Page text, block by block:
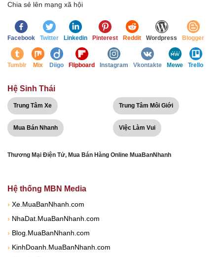
Chia sẻ lên mạng xã hội
Facebook Twitter Linkedin Pinterest Reddit Wordpress Blogger
Tumblr Mix Diigo Flipboard Instagram Vkontakte Mewe Trello
Hệ Sinh Thái
Trung Tâm Xe Trung Tâm Môi Giới
Mua Bán Nhanh Việc Làm Vui
Thương Mại Điện Tử, Mua Bán Hàng Online MuaBanNhanh
Hệ thống MBN Media
› Xe.MuaBanNhanh.com
› NhaDat.MuaBanNhanh.com
› Blog.MuaBanNhanh.com
› KinhDoanh.MuaBanNhanh.com